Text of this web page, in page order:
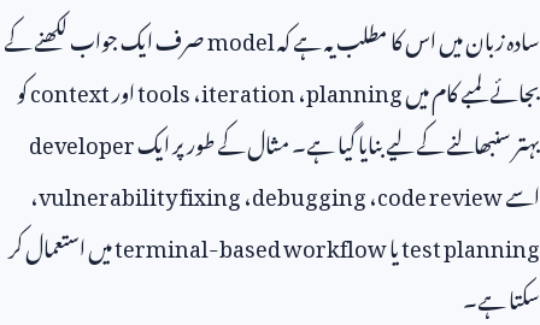
میں اس کا مطلب یہ ہے کہmodelصرف ایک جواب لکھنے کے
کام میںplanning،iteration،toolsاورcontextکو
کے لیے بنایا گیا ہے۔ مثال کے طور پر ایکdeveloper
code،debugging،vulnerability fixing،
testیاterminal-based workflowمیں استعمال کر